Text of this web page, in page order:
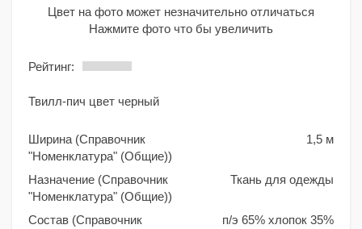
Цвет на фото может незначительно отличаться
Нажмите фото что бы увеличить
Рейтинг:
Твилл-пич цвет черный
Ширина (Справочник
"Номенклатура" (Общие))
1,5 м
Назначение (Справочник
"Номенклатура" (Общие))
Ткань для одежды
Состав (Справочник
п/э 65% хлопок 35%